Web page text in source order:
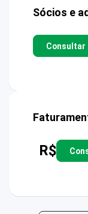
Sócios e
Consultar
R$